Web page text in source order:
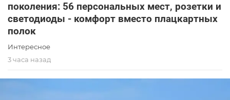
поколения: 56 персональных мест, розетки и
светодиоды - комфорт вместо плацкартных
полок
Интересное
3 часа назад